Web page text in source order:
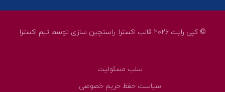
© کپی رایت ۲۰۲۶ قالب اکسترا. راستچین سازی توسط تیم اکسترا
سلب مسئولیت
سیاست حفظ حریم خصوصی